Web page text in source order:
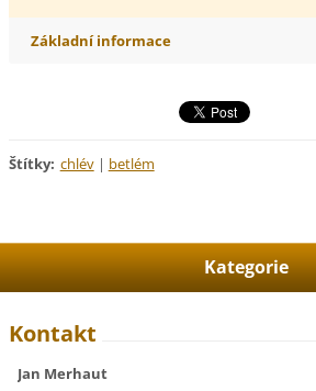
Základní informace
Štítky: chlév | betlém
Kategorie
Kontakt
Jan Merhaut